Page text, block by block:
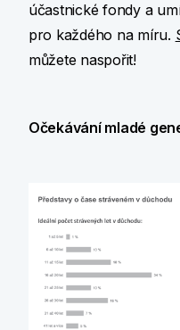
účastnické fondy a
pro každého na míru.
můžete naspořit!
Očekávání mladé